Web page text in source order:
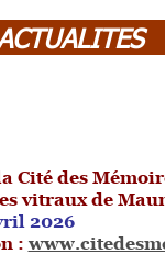
Cité des
vitraux de
2026
: